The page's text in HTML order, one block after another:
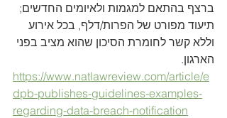
ברצף בהתאם למגמות ולאיומים החדשים;
תיעוד מפורט של הפרות/דלף, בכל אירוע
וללא קשר לחומרת הסיכון שהוא מציב בפני
הארגון.
https://www.natlawreview.com/article/e
dpb-publishes-guidelines-examples-
regarding-data-breach-notification